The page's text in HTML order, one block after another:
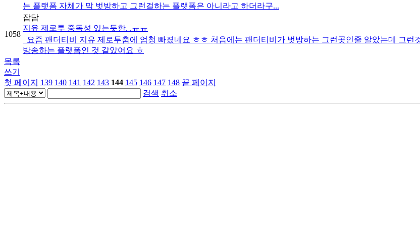
는 플랫폼 자체가 막 벗방하고 그런걸하는 플랫폼은 아니라고 하더라구...
1058
잡담
지유 제로투 중독성 있는듯한. .ㅠㅠ
요즘 팬더티비 지유 제로투춤에 엄청 빠졌네요 ㅎㅎ 처음에는 팬더티비가 벗방하는 그런곳인줄 알았는데 그
방송하는 플랫폼인 것 같았어요 ㅎ
목록
쓰기
첫 페이지
139 140 141 142 143 144 145 146 147 148 끝 페이지
검색 취소